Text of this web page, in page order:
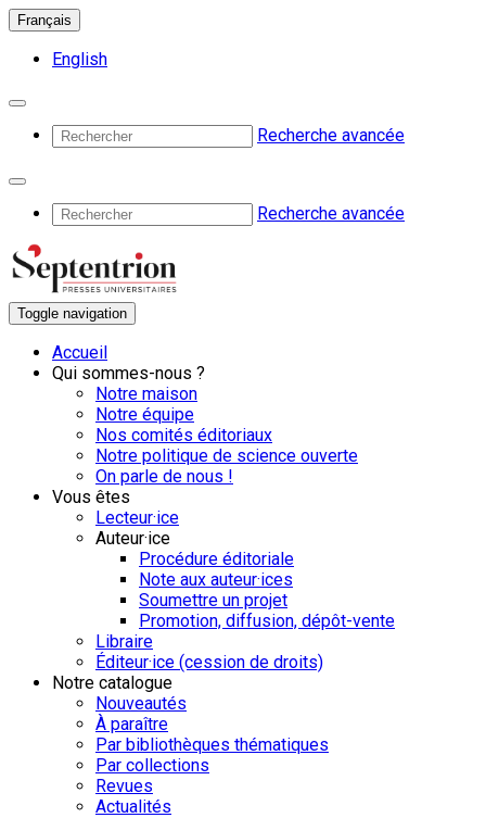
Français
English
Recherche avancée
Recherche avancée
Toggle navigation
Accueil
Qui sommes-nous ?
Notre maison
Notre équipe
Nos comités éditoriaux
Notre politique de science ouverte
On parle de nous !
Vous êtes
Lecteur·ice
Auteur·ice
Procédure éditoriale
Note aux auteur·ices
Soumettre un projet
Promotion, diffusion, dépôt-vente
Libraire
Éditeur·ice (cession de droits)
Notre catalogue
Nouveautés
À paraître
Par bibliothèques thématiques
Par collections
Revues
Actualités